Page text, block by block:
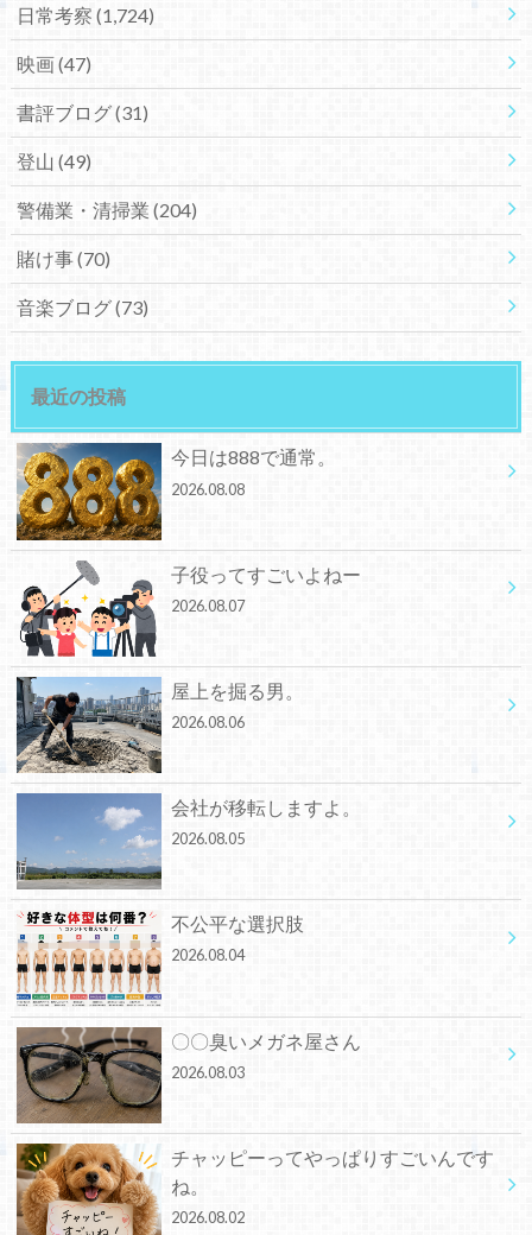
日常考察 (1,724)
映画(47)
書評ブログ(31)
登山 (49)
警備業・清掃業 (204)
賭け事(70)
音楽ブログ(73)
最近の投稿
今日は888で通常。
2026.08.08
子役ってすごいよねー
2026.08.07
屋上を掘る男。
2026.08.06
会社が移転しますよ。
2026.08.05
不公平な選択肢
2026.08.04
〇〇臭いメガネ屋さん
2026.08.03
チャッピーってやっぱりすごいんです
ね。
2026.08.02